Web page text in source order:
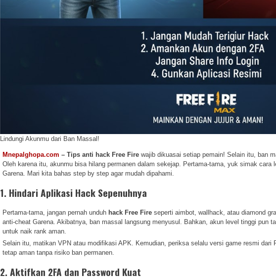
Lindungi Akunmu dari Ban Massal!
Mnepalghopa.com– Tips anti hack Free Fire wajib dikuasai setiap pemain! Selain itu, ban
Oleh karena itu, akunmu bisa hilang permanen dalam sekejap. Pertama-tama, yuk simak cara
Garena. Mari kita bahas step by step agar mudah dipahami.
1. Hindari Aplikasi Hack Sepenuhnya
Pertama-tama, jangan pernah unduh hack Free Fire seperti aimbot, wallhack, atau diamond
anti-cheat Garena. Akibatnya, ban massal langsung menyusul. Bahkan, akun level tinggi pun
untuk naik rank aman.
Selain itu, matikan VPN atau modifikasi APK. Kemudian, periksa selalu versi game resmi dari
tetap aman tanpa risiko ban permanen.
2. Aktifkan 2FA dan Password Kuat